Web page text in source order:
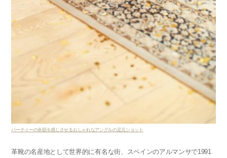
パーティーの余韻を感じさせるおしゃれなアングルの足元ショット
革靴の名産地として世界的に有名な街、 スペインのアルマンサで1991